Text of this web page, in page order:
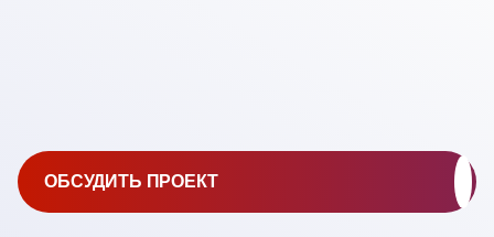
ОБСУДИТЬ ПРОЕКТ